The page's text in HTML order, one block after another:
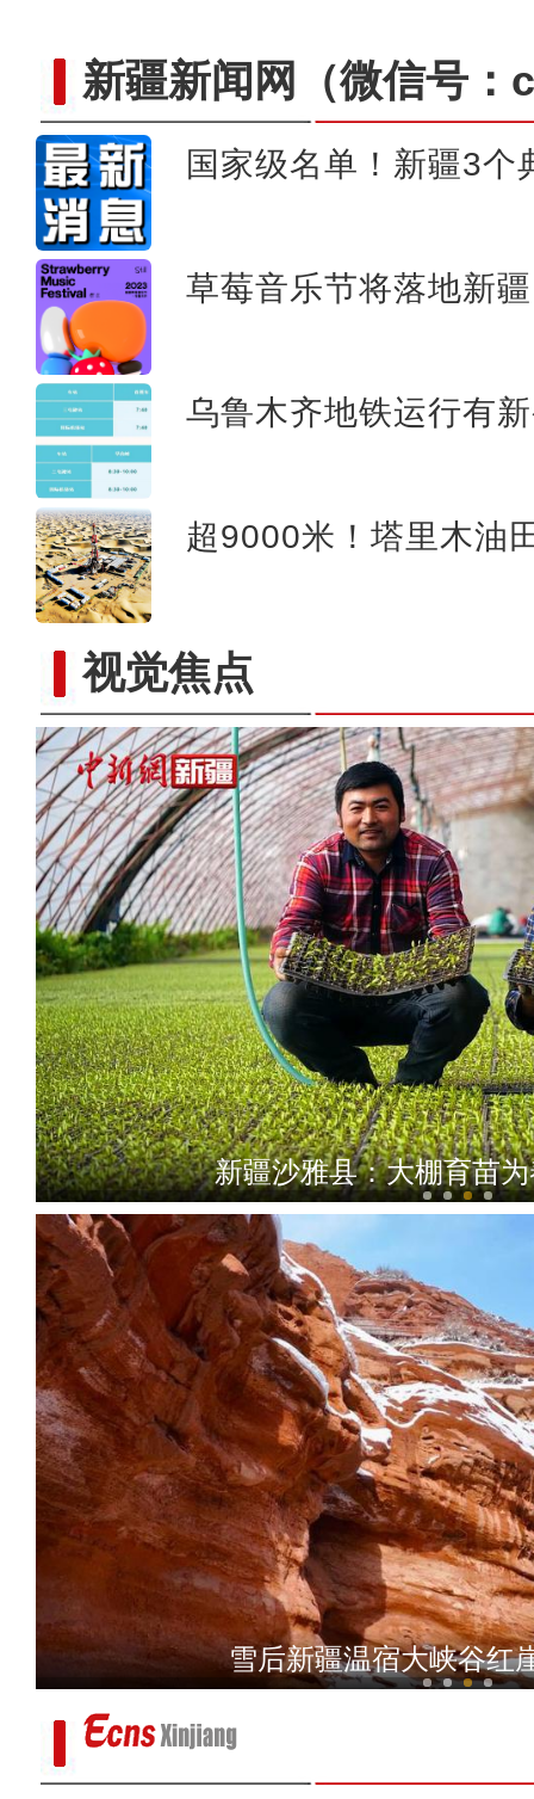
新疆新闻网 （微信号
国家级名单！新疆3个
草莓音乐节将落地新疆
乌鲁木齐地铁运行有
超9000米！塔里木油
视觉焦点新疆莎车县：乡村巴
新疆沙雅县：大棚育苗
新疆巩留县：温室大棚桃
雪后新疆温宿大峡谷红